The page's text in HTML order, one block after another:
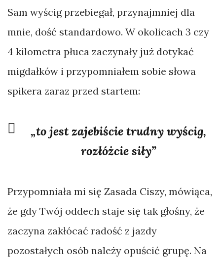
Sam wyścig przebiegał, przynajmniej dla
mnie, dość standardowo. W okolicach 3 czy
4 kilometra płuca zaczynały już dotykać
migdałków i przypomniałem sobie słowa
spikera zaraz przed startem:
„to jest zajebiście trudny wyścig,
rozłóżcie siły”
Przypomniała mi się Zasada Ciszy, mówiąca,
że gdy Twój oddech staje się tak głośny, że
zaczyna zakłócać radość z jazdy
pozostałych osób należy opuścić grupę. Na